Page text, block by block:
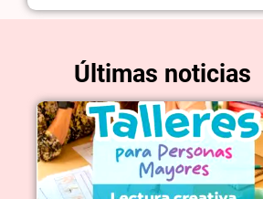
Últimas noticias